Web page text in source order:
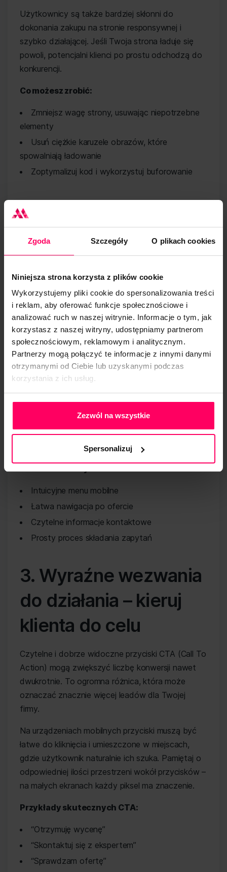
Zgoda Szczegóły O plikach cookies
Niniejsza strona korzysta z plików cookie
Wykorzystujemy pliki cookie do spersonalizowania treści
i reklam, aby oferować funkcje społecznościowe i
analizować ruch w naszej witrynie. Informacje o tym, jak
korzystasz z naszej witryny, udostępniamy partnerom
społecznościowym, reklamowym i analitycznym.
Partnerzy mogą połączyć te informacje z innymi danymi
otrzymanymi od Ciebie lub uzyskanymi podczas
korzystania z ich usług.
Polityka Prywatności
Zezwól na wszystkie
Spersonalizuj
Użytkownicy są także bardziej skłonni do
dokonania zakupu na stronie responsywnej i
szybko działającej. Jeśli Twoja strona ładuje się
powoli, potencjalni klienci po prostu odchodzą do
konkurencji.
Co możesz zrobić:
Zmniejsz wagę strony, usuwając niepotrzebne
elementy
Usuń ciężkie karuzele obrazów, które
spowalniają ładowanie
Zoptymalizuj kod i wykorzystuj buforowanie
2. Responsywny
design – projektuj
myśląc o kliencie
że Twoja strona będzie działać idealnie na
wszystkich urządzeniach. To przekłada się na
lepsze doświadczenie użytkownika, a co za tym
idzie – na więcej konwersji.
Responsywność to nie tylko kwestia wyglądu – to
przede wszystkim czytelne menu, łatwe klikanie w
linki i przyciski oraz brak konieczności
powiększania tekstu. Gdy klient może łatwo
znaleźć informacje o Twoich usługach i
skontaktować się z Tobą, prawdopodobieństwo
konwersji znacznie wzrasta.
Intuicyjne menu mobilne
Łatwa nawigacja po ofercie
Czytelne informacje kontaktowe
Prosty proces składania zapytań
3. Wyraźne wezwania
do działania – kieruj
klienta do celu
Czytelne i dobrze widoczne przyciski CTA (Call To
Action) mogą zwiększyć liczbę konwersji nawet
dwukrotnie. To ogromna różnica, która może
oznaczać znacznie więcej leadów dla Twojej
firmy.
Na urządzeniach mobilnych przyciski muszą być
łatwe do kliknięcia i umieszczone w miejscach,
gdzie użytkownik naturalnie ich szuka. Pamiętaj o
odpowiedniej ilości przestrzeni wokół przycisków –
na małych ekranach każdy piksel ma znaczenie.
Przykłady skutecznych CTA:
“Otrzymuję wycenę”
“Skontaktuj się z ekspertem”
“Sprawdzam ofertę”